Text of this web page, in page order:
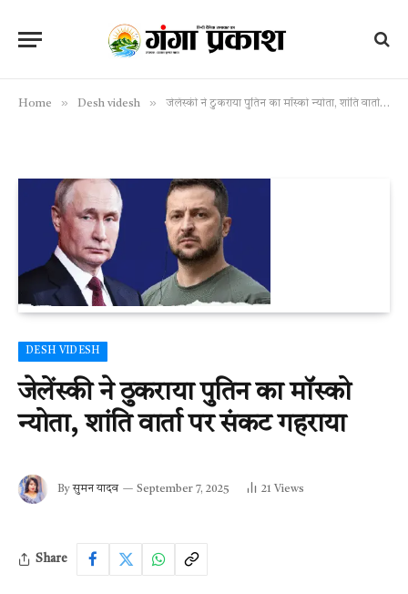
Home » Desh videsh » जेलेंस्की ने ठुकराया पुतिन का मॉस्को न्योता, शांति वार्ता पर संकट गहराया
DESH VIDESH
जेलेंस्की ने ठुकराया पुतिन का मॉस्को
न्योता, शांति वार्ता पर संकट गहराया
By सुमन यादव September 7, 2025 21 Views
Share